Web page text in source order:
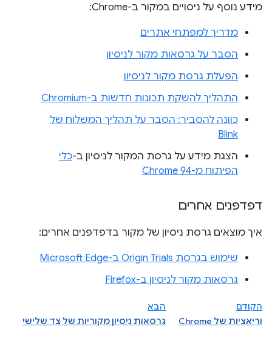
מידע נוסף על ניסויים במקור ב-Chrome:
מדריך למפתחי אתרים
הסבר על גרסאות מקור לניסיון
הפעלת גרסת מקור לניסיון
התהליך להשקת תכונות חדשות ב-Chromium
כוונה להסביר: הסבר על תהליך המשלוח של
Blink
הצגת מידע על גרסת המקור לניסיון ב-כלי
הפיתוח מ-Chrome 94
דפדפנים אחרים
איך מוצאים גרסת ניסיון של מקור בדפדפנים אחרים:
שימוש בגרסת Origin Trials ב-Microsoft Edge
גרסאות מקור לניסיון ב-Firefox
הקודם
וריאציות של Chrome
הבא
גרסאות ניסיון מקוריות של צד שלישי